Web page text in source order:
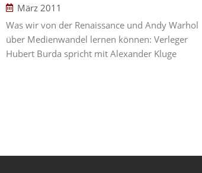
März 2011
Was wir von der Renaissance und Andy Warhol
über Medienwandel lernen können: Verleger
Hubert Burda spricht mit Alexander Kluge